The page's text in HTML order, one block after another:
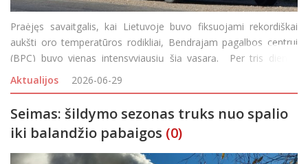
Praėjęs savaitgalis, kai Lietuvoje buvo fiksuojami rekordiškai
aukšti oro temperatūros rodikliai, Bendrajam pagalbos centrui
(BPC) buvo vienas intensyviausių šią vasarą. Per tris dienas
skubiosios pagalbos tarnybų ryšio numeriu 112 sulaukta 18 241
skambučio. Nors t
Aktualijos 2026-06-29
Seimas: šildymo sezonas truks nuo spalio
iki balandžio pabaigos (0)